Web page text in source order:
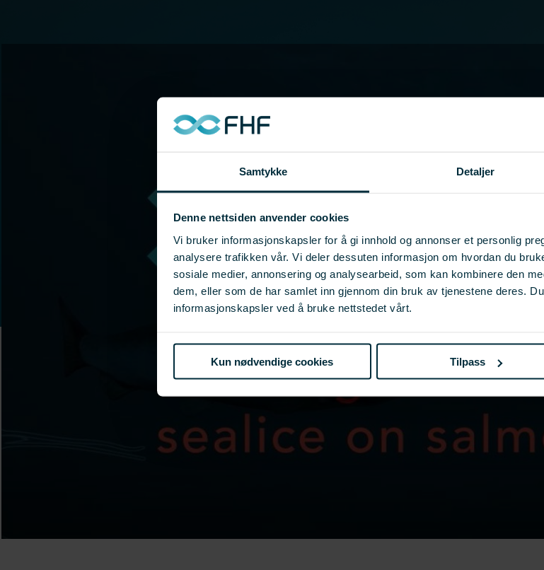
Samtykke Detaljer
Denne nettsiden anvender cookies
Vi bruker informasjonskapsler for å gi innhold og annonser et personlig
analysere trafikken vår. Vi deler dessuten informasjon om hvordan du
sosiale medier, annonsering og analysearbeid, som kan kombinere den
dem, eller som de har samlet inn gjennom din bruk av tjenestene deres.
informasjonskapsler ved å bruke nettstedet vårt.
Kun nødvendige cookies Tilpass